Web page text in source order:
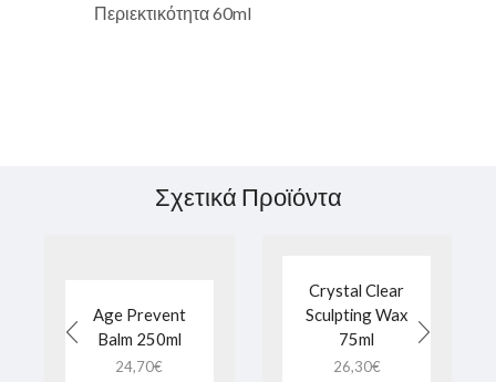
Περιεκτικότητα 60ml
Σχετικά Προϊόντα
Age Prevent
Balm 250ml
24,70€
Crystal Clear
Sculpting Wax
75ml
26,30€